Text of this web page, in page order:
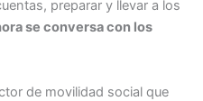
preparar y llevar a los
se conversa con los
de movilidad social que